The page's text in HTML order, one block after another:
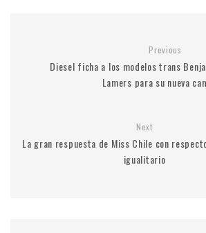
Previous
Diesel ficha a los modelos trans
Lamers para su nueva
Next
La gran respuesta de Miss Chile con
igualitario